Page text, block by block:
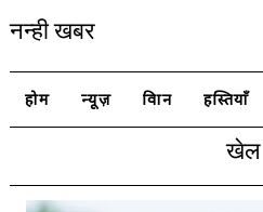
नन्ही खबर
होम न्यूज़ विज्ञान हस्तियाँ
खेल